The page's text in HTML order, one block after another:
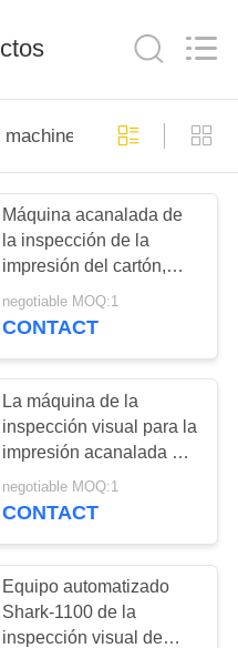
Máquina acanalada de
la inspección de la
impresión del cartón,
máquina automatizada
de la inspección visual
negotiable MOQ:1
CONTACT
La máquina de la
inspección visual para la
impresión acanalada de
la caja del vino deserta
la detección
negotiable MOQ:1
CONTACT
Equipo automatizado
Shark-1100 de la
inspección visual de